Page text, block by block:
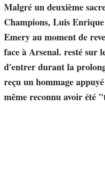
Malgré un deuxième
Champions, Luis
Emery au moment de
face à Arsenal. resté sur
d'entrer durant la
reçu un hommage
même reconnu avoir été